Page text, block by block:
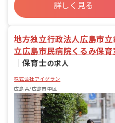
昇給昇進あり
詳しく見る
地方独立行政法人広島市
立広島市民病院くるみ保育
保育士の求人
株式会社アイグラン
広島県/広島市中区